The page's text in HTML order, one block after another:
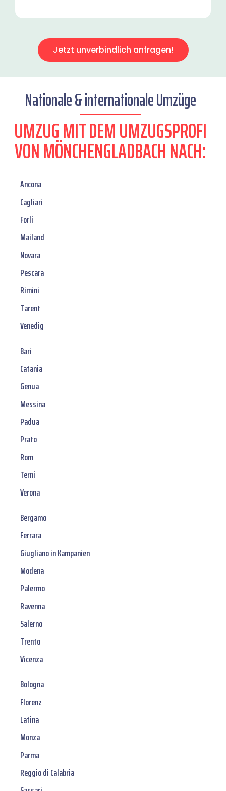
Jetzt unverbindlich anfragen!
Nationale & internationale Umzüge
UMZUG MIT DEM UMZUGSPROFI
VON MÖNCHENGLADBACH NACH:
Ancona
Cagliari
Forli
Mailand
Novara
Pescara
Rimini
Tarent
Venedig
Bari
Catania
Genua
Messina
Padua
Prato
Rom
Terni
Verona
Bergamo
Ferrara
Giugliano in Kampanien
Modena
Palermo
Ravenna
Salerno
Trento
Vicenza
Bologna
Florenz
Latina
Monza
Parma
Reggio di Calabria